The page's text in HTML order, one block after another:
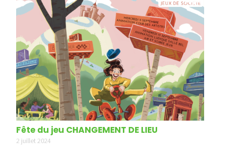
Fête du jeu CHANGEMENT DE LIEU
2 juillet 2024